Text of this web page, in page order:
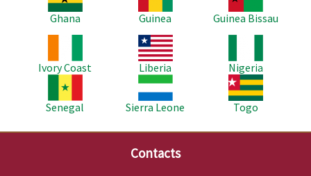
Ghana
Guinea
Guinea Bissau
Ivory Coast
Imagem
Liberia
Nigeria
Imagem
Senegal
Imagem
Sierra Leone
Imagem
Togo
Contacts